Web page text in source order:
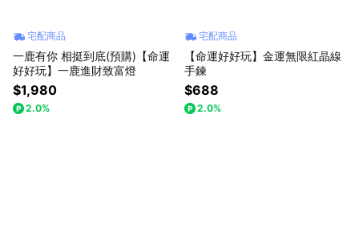
宅配商品
一鹿有你 相挺到底(預購)【命運
好好玩】一鹿進財致富燈
$1,980
2.0%
宅配商品
【命運好好玩】金運無限紅晶線
手鍊
$688
2.0%